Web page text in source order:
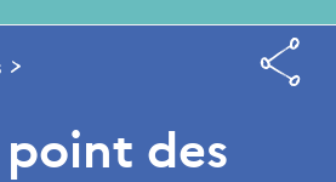
point des